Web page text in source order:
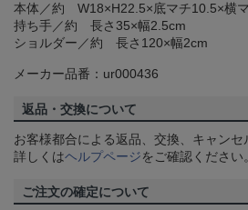
本体／約 W18×H22.5×底マチ10.5×横
持ち手／約 長さ35×幅2.5cm
ショルダー／約 長さ120×幅2cm
メーカー品番：ur000436
返品・交換について
お客様都合による返品、交換、キャンセ
詳しくはヘルプページをご確認ください。
ご注文の確定について